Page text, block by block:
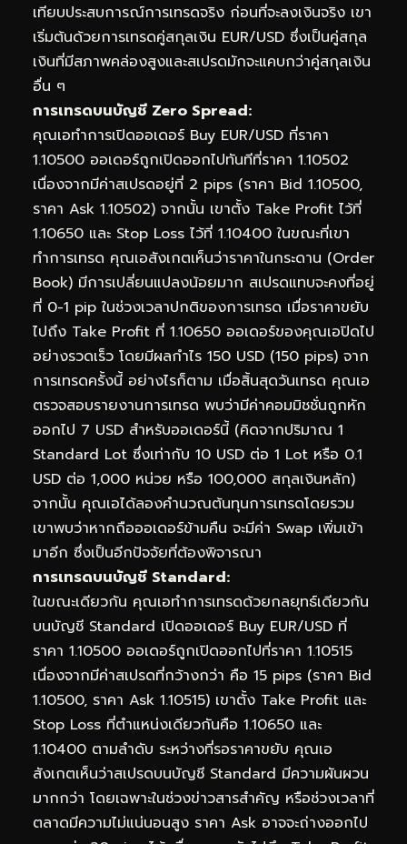
เทียบประสบการณ์การเทรดจริง ก่อนที่จะลงเงินจริง เขา
เริ่มต้นด้วยการเทรดคู่สกุลเงิน EUR/USD ซึ่งเป็นคู่สกุล
เงินที่มีสภาพคล่องสูงและสเปรดมักจะแคบกว่าคู่สกุลเงิน
อื่น ๆ
การเทรดบนบัญชี Zero Spread:
คุณเอทำการเปิดออเดอร์ Buy EUR/USD ที่ราคา
1.10500 ออเดอร์ถูกเปิดออกไปทันทีที่ราคา 1.10502
เนื่องจากมีค่าสเปรดอยู่ที่ 2 pips (ราคา Bid 1.10500,
ราคา Ask 1.10502) จากนั้น เขาตั้ง Take Profit ไว้ที่
1.10650 และ Stop Loss ไว้ที่ 1.10400 ในขณะที่เขา
ทำการเทรด คุณเอสังเกตเห็นว่าราคาในกระดาน (Order
Book) มีการเปลี่ยนแปลงน้อยมาก สเปรดแทบจะคงที่อยู่
ที่ 0-1 pip ในช่วงเวลาปกติของการเทรด เมื่อราคาขยับ
ไปถึง Take Profit ที่ 1.10650 ออเดอร์ของคุณเอปิดไป
อย่างรวดเร็ว โดยมีผลกำไร 150 USD (150 pips) จาก
การเทรดครั้งนี้ อย่างไรก็ตาม เมื่อสิ้นสุดวันเทรด คุณเอ
ตรวจสอบรายงานการเทรด พบว่ามีค่าคอมมิชชั่นถูกหัก
ออกไป 7 USD สำหรับออเดอร์นี้ (คิดจากปริมาณ 1
Standard Lot ซึ่งเท่ากับ 10 USD ต่อ 1 Lot หรือ 0.1
USD ต่อ 1,000 หน่วย หรือ 100,000 สกุลเงินหลัก)
จากนั้น คุณเอได้ลองคำนวณต้นทุนการเทรดโดยรวม
เขาพบว่าหากถือออเดอร์ข้ามคืน จะมีค่า Swap เพิ่มเข้า
มาอีก ซึ่งเป็นอีกปัจจัยที่ต้องพิจารณา
การเทรดบนบัญชี Standard:
ในขณะเดียวกัน คุณเอทำการเทรดด้วยกลยุทธ์เดียวกัน
บนบัญชี Standard เปิดออเดอร์ Buy EUR/USD ที่
ราคา 1.10500 ออเดอร์ถูกเปิดออกไปที่ราคา 1.10515
เนื่องจากมีค่าสเปรดที่กว้างกว่า คือ 15 pips (ราคา Bid
1.10500, ราคา Ask 1.10515) เขาตั้ง Take Profit และ
Stop Loss ที่ตำแหน่งเดียวกันคือ 1.10650 และ
1.10400 ตามลำดับ ระหว่างที่รอราคาขยับ คุณเอ
สังเกตเห็นว่าสเปรดบนบัญชี Standard มีความผันผวน
มากกว่า โดยเฉพาะในช่วงข่าวสารสำคัญ หรือช่วงเวลาที่
ตลาดมีความไม่แน่นอนสูง ราคา Ask อาจจะถ่างออกไป